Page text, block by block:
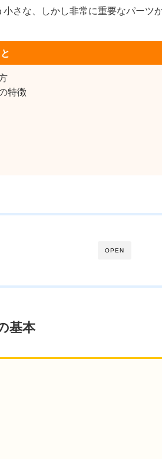
さな、しかし非常に重要なパーツ
特徴
OPEN
基本